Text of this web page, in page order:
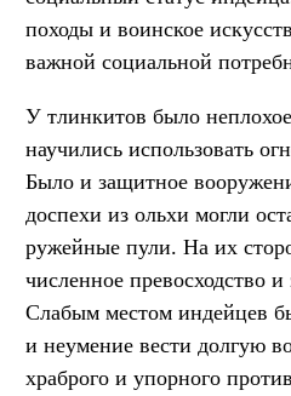
походы и воинское
важной социальной
У тлинкитов было
научились использовать
Было и защитное
доспехи из ольхи могли
ружейные пули. На их
численное превосходство
Слабым местом индейцев
и неумение вести долгую
храброго и упорного